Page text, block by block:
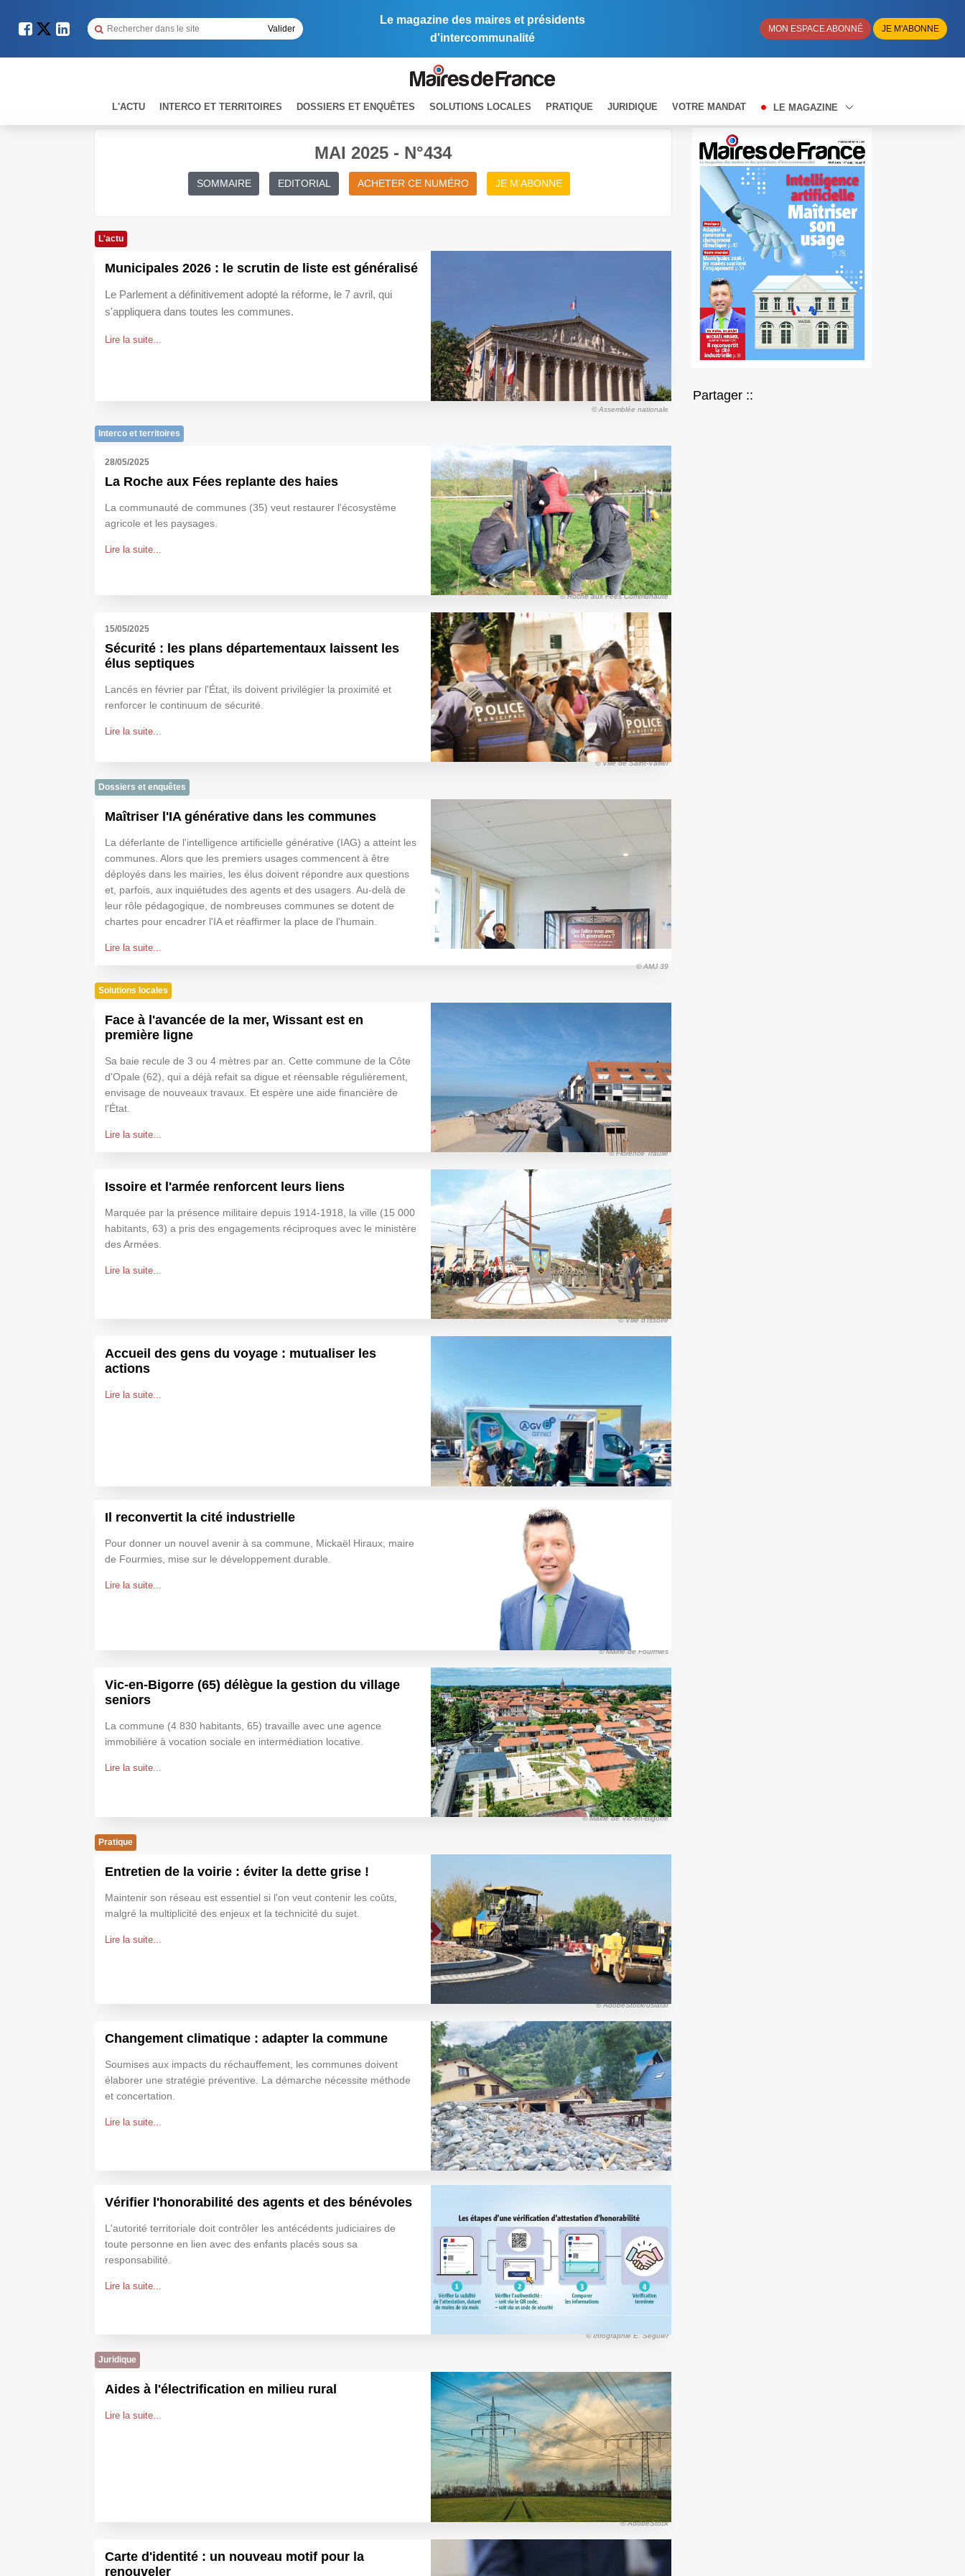
Le magazine des maires et présidents
d'intercommunalité
MON ESPACE ABONNÉ JE M'ABONNE
L'ACTU INTERCO ET TERRITOIRES DOSSIERS ET ENQUÊTES SOLUTIONS LOCALES PRATIQUE JURIDIQUE VOTRE MANDAT LE MAGAZINE
MAI 2025 - N°434
SOMMAIRE EDITORIAL ACHETER CE NUMÉRO JE M'ABONNE
L'actu
Municipales 2026 : le scrutin de liste est généralisé
Le Parlement a définitivement adopté la réforme, le 7 avril, qui
s'appliquera dans toutes les communes.
Lire la suite...
© Assemblée nationale
Interco et territoires
28/05/2025
La Roche aux Fées replante des haies
La communauté de communes (35) veut restaurer l'écosystème
agricole et les paysages.
Lire la suite...
© Roche aux Fées Communauté
15/05/2025
Sécurité : les plans départementaux laissent les
élus septiques
Lancés en février par l'État, ils doivent privilégier la proximité et
renforcer le continuum de sécurité.
Lire la suite...
© Ville de Saint-Vallier
Dossiers et enquêtes
Maîtriser l'IA générative dans les communes
La déferlante de l'intelligence artificielle générative (IAG) a atteint les
communes. Alors que les premiers usages commencent à être
déployés dans les mairies, les élus doivent répondre aux questions
et, parfois, aux inquiétudes des agents et des usagers. Au-delà de
leur rôle pédagogique, de nombreuses communes se dotent de
chartes pour encadrer l'IA et réaffirmer la place de l'humain.
Lire la suite...
© AMJ 39
Solutions locales
Face à l'avancée de la mer, Wissant est en
première ligne
Sa baie recule de 3 ou 4 mètres par an. Cette commune de la Côte
d'Opale (62), qui a déjà refait sa digue et réensable régulièrement,
envisage de nouveaux travaux. Et espère une aide financière de
l'État.
Lire la suite...
© Florence Traullé
Issoire et l'armée renforcent leurs liens
Marquée par la présence militaire depuis 1914-1918, la ville (15 000
habitants, 63) a pris des engagements réciproques avec le ministère
des Armées.
Lire la suite...
© Ville d'Issoire
Accueil des gens du voyage : mutualiser les
actions
Lire la suite...
Il reconvertit la cité industrielle
Pour donner un nouvel avenir à sa commune, Mickaël Hiraux, maire
de Fourmies, mise sur le développement durable.
Lire la suite...
© Mairie de Fourmies
Vic-en-Bigorre (65) délègue la gestion du village
seniors
La commune (4 830 habitants, 65) travaille avec une agence
immobilière à vocation sociale en intermédiation locative.
Lire la suite...
© Mairie de Vic-en-Bigorre
Pratique
Entretien de la voirie : éviter la dette grise !
Maintenir son réseau est essentiel si l'on veut contenir les coûts,
malgré la multiplicité des enjeux et la technicité du sujet.
Lire la suite...
© AdobeStock/uslatar
Changement climatique : adapter la commune
Soumises aux impacts du réchauffement, les communes doivent
élaborer une stratégie préventive. La démarche nécessite méthode
et concertation.
Lire la suite...
Vérifier l'honorabilité des agents et des bénévoles
L'autorité territoriale doit contrôler les antécédents judiciaires de
toute personne en lien avec des enfants placés sous sa
responsabilité.
Lire la suite...
© Infographie E. Séguier
Juridique
Aides à l'électrification en milieu rural
Lire la suite...
© AdobeStock
Carte d'identité : un nouveau motif pour la
renouveler
Partager ::